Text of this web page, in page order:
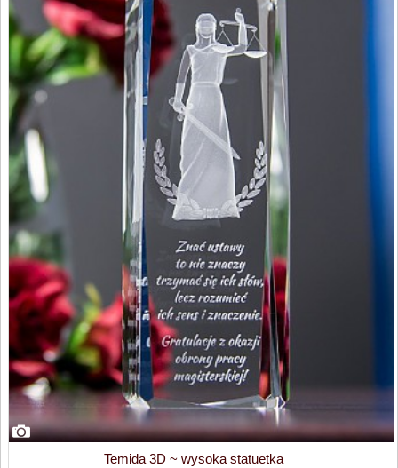
Temida 3D ~ wysoka statuetka